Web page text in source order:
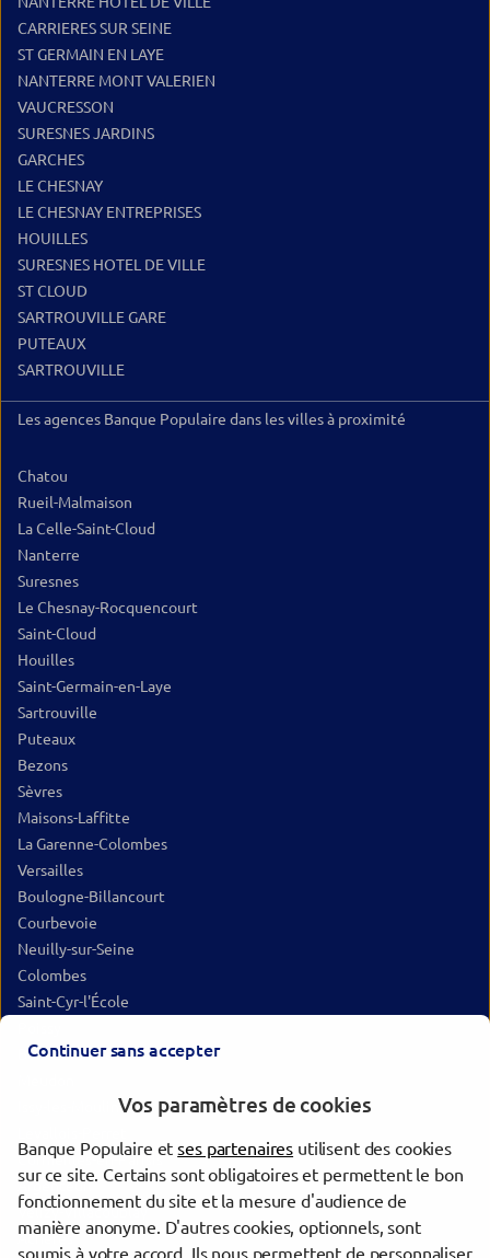
CARRIERES SUR SEINE
ST GERMAIN EN LAYE
NANTERRE MONT VALERIEN
VAUCRESSON
SURESNES JARDINS
GARCHES
LE CHESNAY
LE CHESNAY ENTREPRISES
HOUILLES
SURESNES HOTEL DE VILLE
ST CLOUD
SARTROUVILLE GARE
PUTEAUX
SARTROUVILLE
Les agences Banque Populaire dans les villes à proximité
Chatou
Rueil-Malmaison
La Celle-Saint-Cloud
Nanterre
Suresnes
Le Chesnay-Rocquencourt
Saint-Cloud
Houilles
Saint-Germain-en-Laye
Sartrouville
Puteaux
Bezons
Sèvres
Maisons-Laffitte
La Garenne-Colombes
Versailles
Boulogne-Billancourt
Courbevoie
Neuilly-sur-Seine
Colombes
Saint-Cyr-l'École
Bois-Colombes
Issy-les-Moulineaux
Cormeilles-en-Parisis
Argenteuil
Vélizy-Villacoublay
Achères
Continuer sans accepter
Vos paramètres de cookies
Banque Populaire etses partenaires utilisent des cookies
sur ce site. Certains sont obligatoires et permettent le bon
fonctionnement du site et la mesure d'audience de
manière anonyme. D'autres cookies, optionnels, sont
soumis à votre accord. Ils nous permettent de personnaliser